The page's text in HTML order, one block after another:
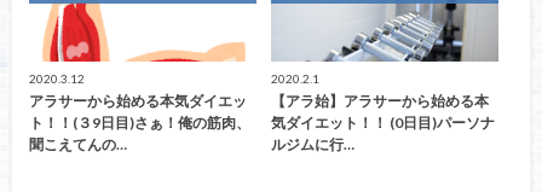
2020.3.12
アラサーから始める本気ダイエッ
ト！！(３9日目)さぁ！俺の筋肉、
聞こえてんの…
2020.2.1
【アラ始】アラサーから始める本
気ダイエット！！ (0日目)パーソナ
ルジムに行…